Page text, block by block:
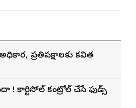
ప్రతిపక్షాలకు కవిత
! కార్టిసోల్ కంట్రోల్ చేసే ఫుడ్స్